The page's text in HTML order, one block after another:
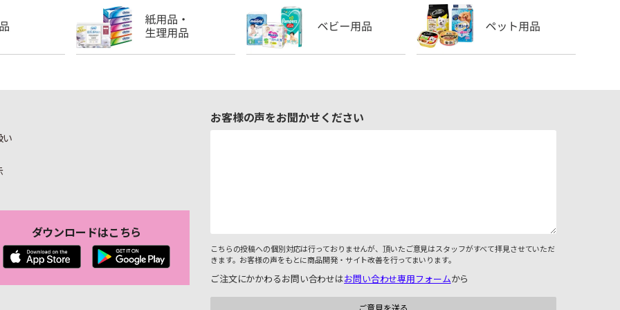
い
ダウンロードはこちら
お客様の声をお聞かせください
こちらの投稿への個別対応は行っておりませんが、頂いたご意見はスタッフがすべて拝見させていただ
きます。お客様の声をもとに商品開発・サイト改善を行ってまいります。
ご注文にかかわるお問い合わせはお問い合わせ専用フォームから